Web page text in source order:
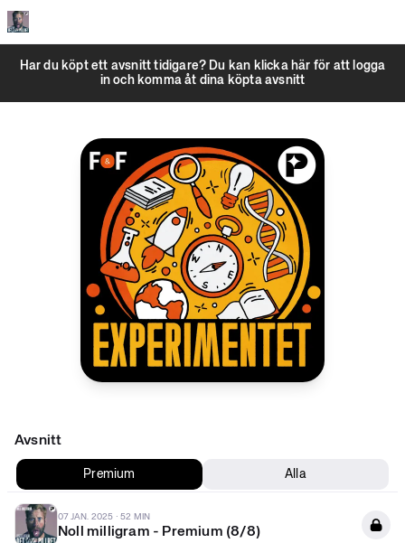
Har du köpt ett avsnitt tidigare? Du kan klicka här för att logga
in och komma åt dina köpta avsnitt
Lyssna nu
öppna den i den podcastspelare du föredrar.
Avsnitt
Premium Alla
07 JAN. 2025 · 52 MIN
Noll milligram - Premium (8/8)